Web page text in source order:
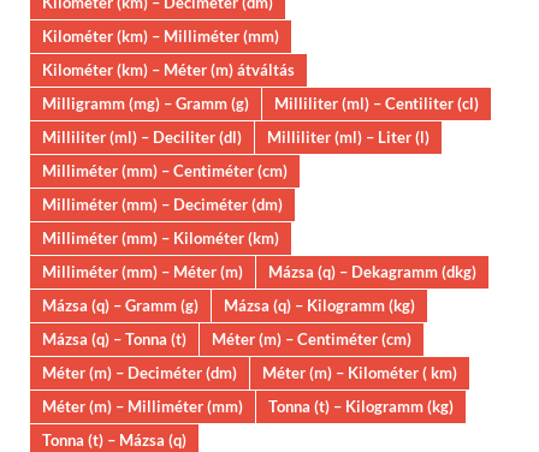
Kilométer (km) – Milliméter (mm)
Kilométer (km) – Méter (m) átváltás
Milligramm (mg) – Gramm (g)
Milliliter (ml) – Centiliter (cl)
Milliliter (ml) – Deciliter (dl)
Milliliter (ml) – Liter (l)
Milliméter (mm) – Centiméter (cm)
Milliméter (mm) – Deciméter (dm)
Milliméter (mm) – Kilométer (km)
Milliméter (mm) – Méter (m)
Mázsa (q) – Dekagramm (dkg)
Mázsa (q) – Gramm (g)
Mázsa (q) – Kilogramm (kg)
Mázsa (q) – Tonna (t)
Méter (m) – Centiméter (cm)
Méter (m) – Deciméter (dm)
Méter (m) – Kilométer ( km)
Méter (m) – Milliméter (mm)
Tonna (t) – Kilogramm (kg)
Tonna (t) – Mázsa (q)